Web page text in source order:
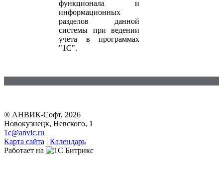
функционала и
информационных
разделов данной
системы при ведении
учета в программах
"1С".
® АНВИК-Софт, 2026
Новокузнецк, Невского, 1
1c@anvic.ru
Карта сайта | Календарь
Работает на